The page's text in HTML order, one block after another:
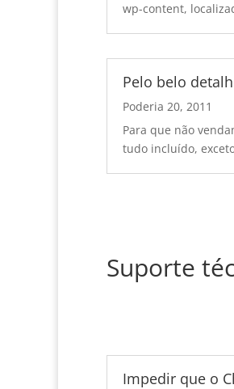
wp-content,
Pelo belo
Poderia 20, 2011
Para que não
tudo incluído,
Suporte
Impedir que o